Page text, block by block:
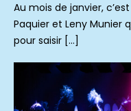
Au mois de janvier,
Paquier et Leny Munier
pour saisir […]